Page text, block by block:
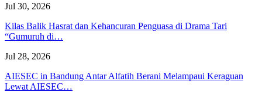
Jul 30, 2026
Kilas Balik Hasrat dan Kehancuran Penguasa di Drama Tari
“Gumuruh di…
Jul 28, 2026
AIESEC in Bandung Antar Alfatih Berani Melampaui Keraguan
Lewat AIESEC…